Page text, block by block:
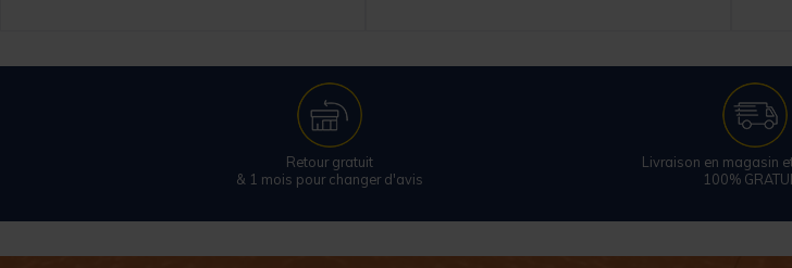
Retour gratuit
& 1 mois pour changer d'avis
Livraison en magasin
100%